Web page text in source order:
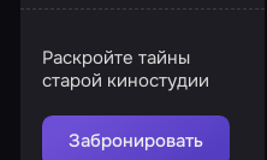
Раскройте тайны
старой киностудии
Забронировать